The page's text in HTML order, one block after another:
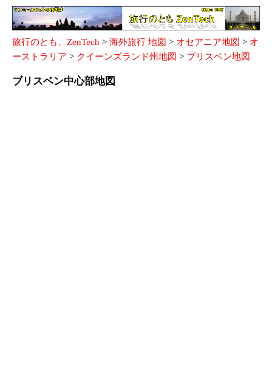
旅行のとも、ZenTech > 海外旅行 地図 > オセアニア地図 > オ
ーストラリア > クイーンズランド州地図 > ブリスベン地図
ブリスベン中心部地図